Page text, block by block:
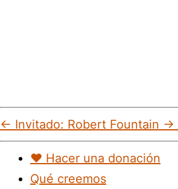
← Invitado: Robert Fountain →
♥︎ Hacer una donación
Qué creemos